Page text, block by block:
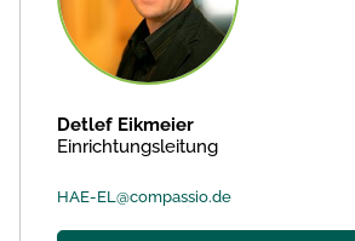
Detlef Eikmeier
Einrichtungsleitung
HAE-EL@compassio.de